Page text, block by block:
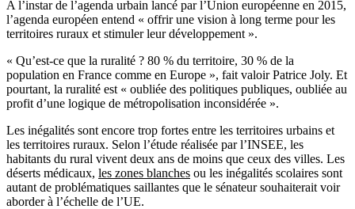
A l’instar de l’agenda urbain lancé par l’Union européenne en 2015,
l’agenda européen entend « offrir une vision à long terme pour les
territoires ruraux et stimuler leur développement ».
« Qu’est-ce que la ruralité ? 80 % du territoire, 30 % de la
population en France comme en Europe », fait valoir Patrice Joly. Et
pourtant, la ruralité est « oubliée des politiques publiques, oubliée au
profit d’une logique de métropolisation inconsidérée ».
Les inégalités sont encore trop fortes entre les territoires urbains et
les territoires ruraux. Selon l’étude réalisée par l’INSEE, les
habitants du rural vivent deux ans de moins que ceux des villes. Les
déserts médicaux, les zones blanches ou les inégalités scolaires sont
autant de problématiques saillantes que le sénateur souhaiterait voir
aborder à l’échelle de l’UE.